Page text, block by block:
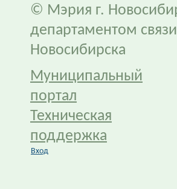
© Мэрия г.
департаментом
Новосибирска
Муниципальный
портал
Техническая
поддержка
Вход